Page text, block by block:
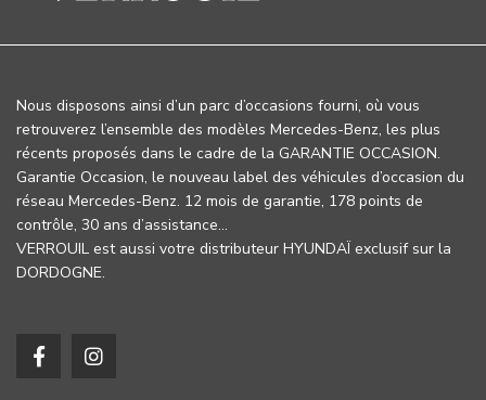
Nous disposons ainsi d’un parc d’occasions fourni, où vous
retrouverez l’ensemble des modèles Mercedes-Benz, les plus
récents proposés dans le cadre de la GARANTIE OCCASION.
Garantie Occasion, le nouveau label des véhicules d’occasion du
réseau Mercedes-Benz. 12 mois de garantie, 178 points de
contrôle, 30 ans d’assistance…
VERROUIL est aussi votre distributeur HYUNDAÏ exclusif sur la
DORDOGNE.